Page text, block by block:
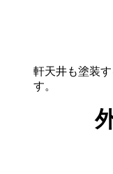
軒天井も塗装
す。